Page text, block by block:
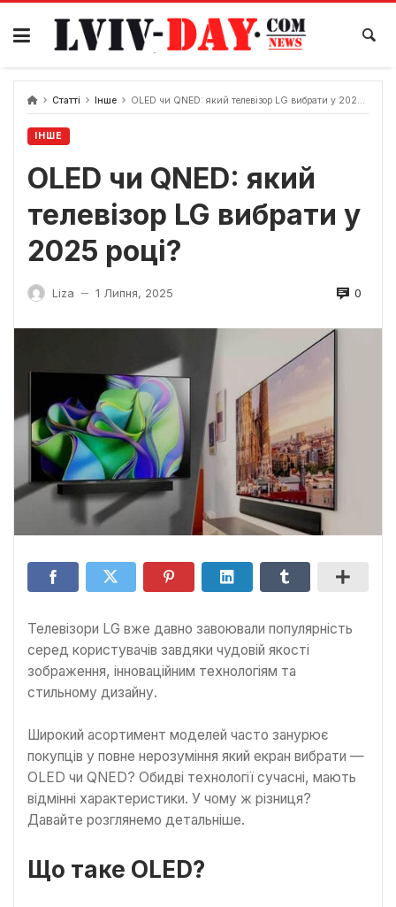
Skip
content
Статті Інше OLED чи QNED: який телевізор LG вибрати у 2025 році?
ІНШЕ
OLED чи QNED: який
телевізор LG вибрати у
2025 році?
Liza — 1 Липня, 2025 0
Телевізори LG вже давно завоювали популярність
серед користувачів завдяки чудовій якості
зображення, інноваційним технологіям та
стильному дизайну.
Широкий асортимент моделей часто занурює
покупців у повне нерозуміння який екран вибрати —
OLED чи QNED? Обидві технології сучасні, мають
відмінні характеристики. У чому ж різниця?
Давайте розглянемо детальніше.
Що таке OLED?